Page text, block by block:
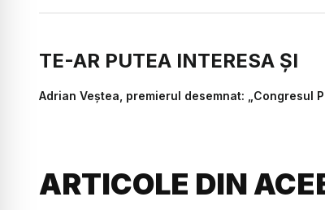
TE-AR PUTEA INTERESA ȘI
Adrian Veștea, premierul desemnat: „Congresul
ARTICOLE DIN